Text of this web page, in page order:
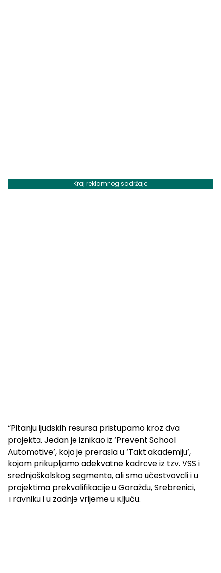
Kraj reklamnog sadržaja
“Pitanju ljudskih resursa pristupamo kroz dva
projekta. Jedan je iznikao iz ‘Prevent School
Automotive’, koja je prerasla u ‘Takt akademiju’,
kojom prikupljamo adekvatne kadrove iz tzv. VSS i
srednjoškolskog segmenta, ali smo učestvovali i u
projektima prekvalifikacije u Goraždu, Srebrenici,
Travniku i u zadnje vrijeme u Ključu.